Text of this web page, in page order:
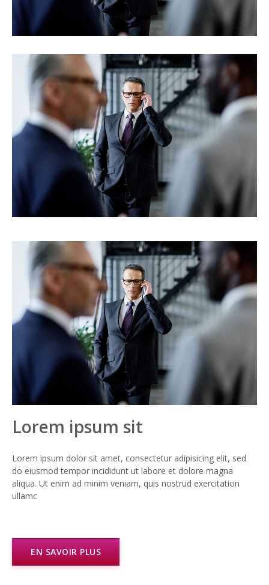
Lorem ipsum sit
Lorem ipsum dolor sit amet, consectetur adipisicing elit, sed
do eiusmod tempor incididunt ut labore et dolore magna
aliqua. Ut enim ad minim veniam, quis nostrud exercitation
ullamc
EN SAVOIR PLUS